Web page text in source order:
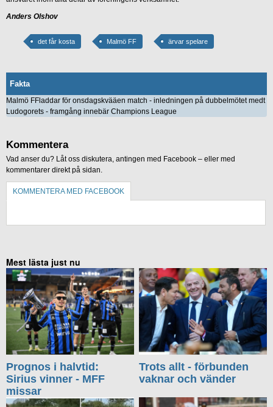
Anders Olshov
det får kosta Malmö FF ärvar spelare
Fakta
Malmö FFladdar för onsdagskvääen match - inledningen på dubbelmötet medt
Ludogorets - framgång innebär Champions League
Kommentera
Vad anser du? Låt oss diskutera, antingen med Facebook – eller med
kommentarer direkt på sidan.
KOMMENTERA MED FACEBOOK
Mest lästa just nu
Prognos i halvtid:
Sirius vinner - MFF
missar
Trots allt - förbunden
vaknar och vänder